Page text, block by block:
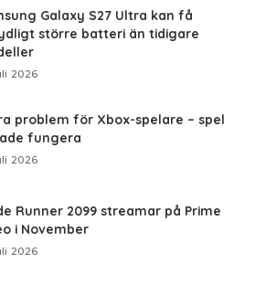
Galaxy S27 Ultra kan få
större batteri än tidigare
2026
problem för Xbox-spelare – spel
fungera
2026
Runner 2099 streamar på Prime
i November
2026